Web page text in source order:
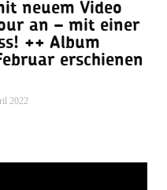
neuem Video
an – mit einer
++ Album
erschienen
2022